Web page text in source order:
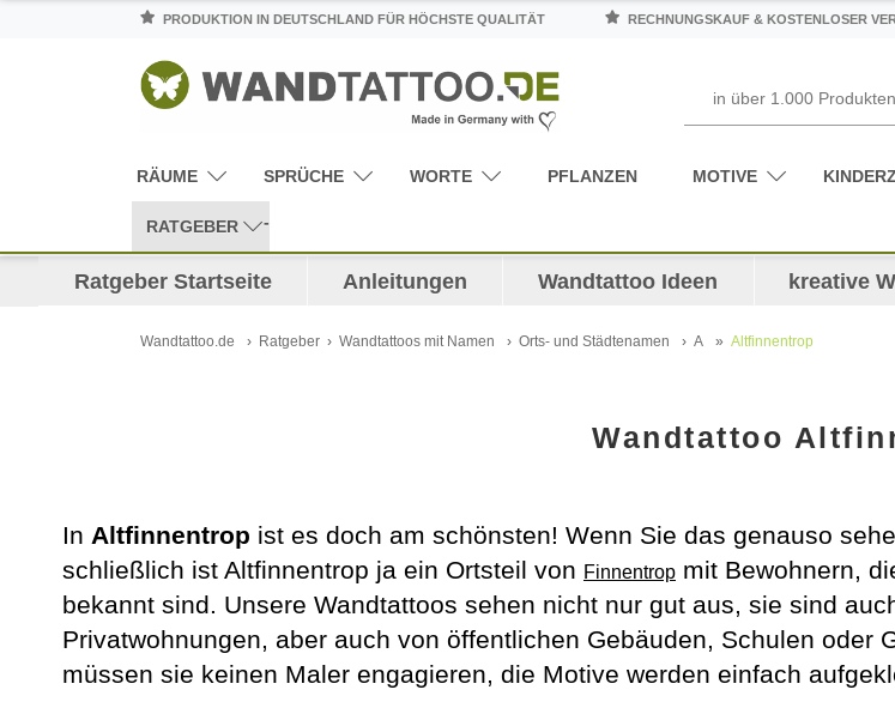
PRODUKTION IN DEUTSCHLAND FÜR HÖCHSTE QUALITÄT RECHNUNGSKAUF & KOSTENLOSER
RÄUME SPRÜCHE WORTE PFLANZEN MOTIVE
RATGEBER
Ratgeber Startseite Anleitungen Wandtattoo Ideen kreative
Wandtattoo.de Ratgeber Wandtattoos mit Namen Orts- und Städtenamen A Altfinnentrop
Wandtattoo
In Altfinnentrop ist es doch am schönsten! Wenn Sie das genauso
schließlich ist Altfinnentrop ja ein Ortsteil von Finnentrop mit Bewohnern,
bekannt sind. Unsere Wandtattoos sehen nicht nur gut aus, sie sind
Privatwohnungen, aber auch von öffentlichen Gebäuden, Schulen oder
müssen sie keinen Maler engagieren, die Motive werden einfach